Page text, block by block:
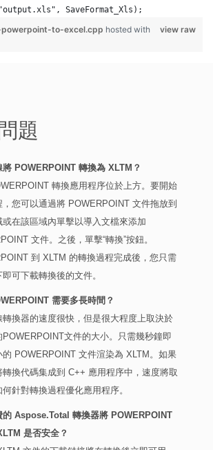
SaveFormat_Xls);
view raw
to-excel.cpp hosted with
題
將 POWERPOINT 轉換為 XLTM？
轉換應用程序位於上方。要開始
，您可以通過將 POWERPOINT 文件拖放到
或在該區域內單擊以導入文檔來添加
文件。之後，單擊“轉換”按鈕。
到 XLTM 的轉換過程完成後，您只需
可下載轉換後的文件。
需要多長時間？
轉換器的速度很快，但是很大程度上取決於
POWERPOINT文件的大小。只需幾秒鐘即
的 POWERPOINT 文件渲染為 XLTM。如果
轉換代碼集成到 C++ 應用程序中，速度將取
針對轉換過程優化應用程序。
的 Aspose.Total 轉換器將 POWERPOINT
是否安全？